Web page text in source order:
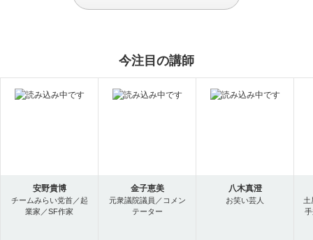
今注目の講師
安野貴博
チームみらい党首／起
業家／SF作家
金子恵美
元衆議院議員／コメン
テーター
八木真澄
お笑い芸人
土